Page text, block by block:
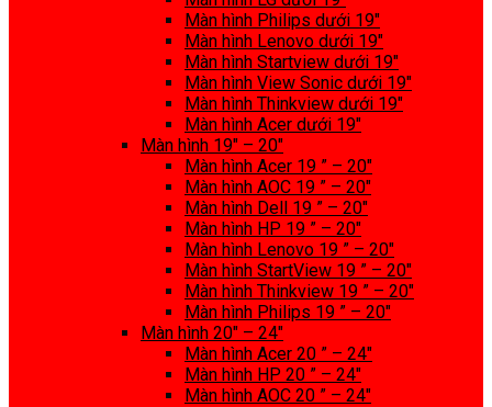
Màn hình Philips dưới 19″
Màn hình Lenovo dưới 19″
Màn hình Startview dưới 19″
Màn hình View Sonic dưới 19″
Màn hình Thinkview dưới 19″
Màn hình Acer dưới 19″
Màn hình 19″ – 20″
Màn hình Acer 19 ” – 20″
Màn hình AOC 19 ” – 20″
Màn hình Dell 19 ” – 20″
Màn hình HP 19 ” – 20″
Màn hình Lenovo 19 ” – 20″
Màn hình StartView 19 ” – 20″
Màn hình Thinkview 19 ” – 20″
Màn hình Philips 19 ” – 20″
Màn hình 20″ – 24″
Màn hình Acer 20 ” – 24″
Màn hình HP 20 ” – 24″
Màn hình AOC 20 ” – 24″